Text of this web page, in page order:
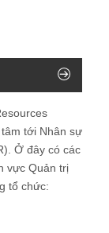
tới Nhân sự
Ở đây có các
vực Quản trị
tổ chức: